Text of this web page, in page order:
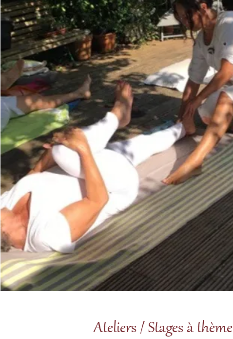
Ateliers / Stages à thème